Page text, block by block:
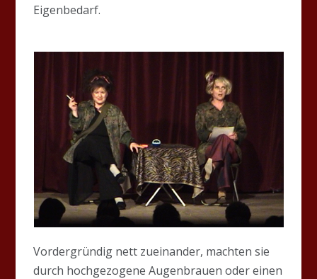
Eigenbedarf.
Vordergründig nett zueinander, machten sie
durch hochgezogene Augenbrauen oder einen